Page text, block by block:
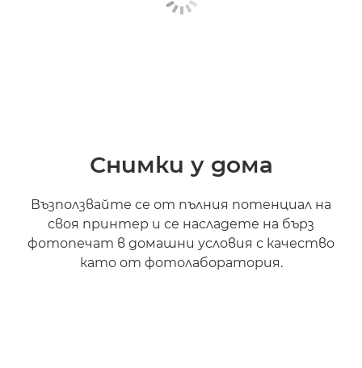
Снимки у дома
Възползвайте се от пълния потенциал на
своя принтер и се насладете на бърз
фотопечат в домашни условия с качество
като от фотолаборатория.